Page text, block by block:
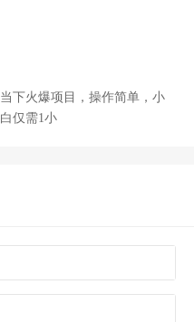
当下火爆项目，操作简单，小
白仅需1小